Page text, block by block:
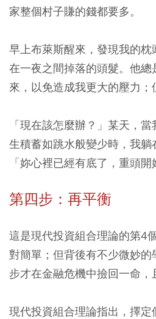
家整個村子賺的錢都要多。
早上布萊斯醒來，發現我的
在一夜之間掉落的頭髮。他總
來，以免造成我更大的壓力；
「現在該怎麼辦？」某天，
生積蓄如跳水般變少時，我躺
「妳心裡已經有底了，重頭開
第四步：再平衡
這是現代投資組合理論的第4
對簡單；但背後有不少微妙
步才在金融危機中撿回一命，
現代投資組合理論指出，擇